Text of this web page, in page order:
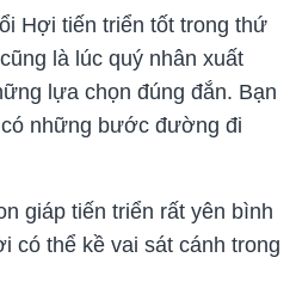
Hợi tiến triển tốt trong thứ
là lúc quý nhân xuất
lựa chọn đúng đắn. Bạn
những bước đường đi
giáp tiến triển rất yên bình
có thể kề vai sát cánh trong